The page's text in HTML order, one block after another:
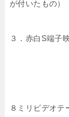
が付いたもの）
３．赤白S端子
８ミリビデオテ